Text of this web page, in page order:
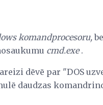
komandprocesoru,
cmd.exe.
dēvē par "DOS
daudzas